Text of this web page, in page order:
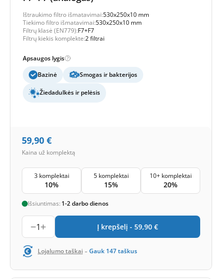
Ištraukimo filtro išmatavimai:530x250x10 mm
Tiekimo filtro išmatavimai:530x250x10 mm
Filtrų klasė (EN779):F7+F7
Filtrų kiekis komplekte:2 filtrai
Apsaugos lygis
Bazinė
Smogas ir bakterijos
Žiedadulkės ir pelėsis
59,90 €
Kaina už komplektą
3 komplektai
10%
5 komplektai
15%
10+ komplektai
20%
Išsiuntimas: 1-2 darbo dienos
1 Į krepšelį - 59,90 €
Lojalumo taškai - Gauk 147taškus